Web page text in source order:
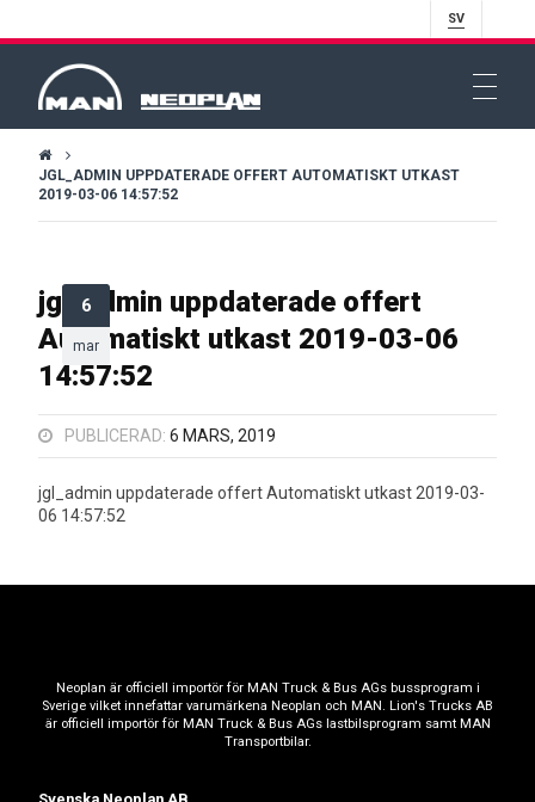
SV
JGL_ADMIN UPPDATERADE OFFERT AUTOMATISKT UTKAST
2019-03-06 14:57:52
6
mar
jgl_admin uppdaterade offert
Automatiskt utkast 2019-03-06
14:57:52
PUBLICERAD: 6 MARS, 2019
jgl_admin uppdaterade offert Automatiskt utkast 2019-03-
06 14:57:52
Neoplan är officiell importör för MAN Truck & Bus AGs bussprogram i
Sverige vilket innefattar varumärkena Neoplan och MAN. Lion's Trucks AB
är officiell importör för MAN Truck & Bus AGs lastbilsprogram samt MAN
Transportbilar.